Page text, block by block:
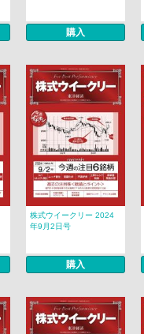
購入
株式ウイークリー 2024
年9月2日号
購入